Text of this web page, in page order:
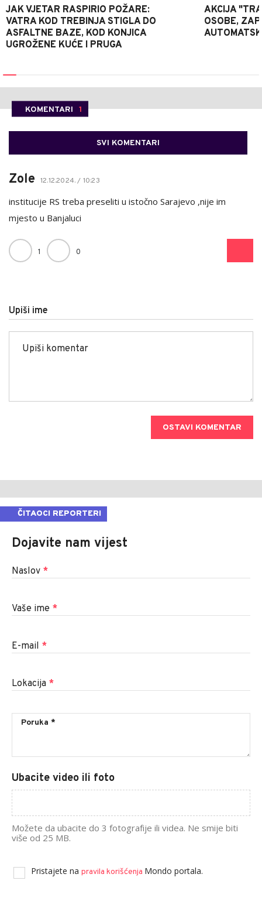
JAK VJETAR RASPIRIO POŽARE:
VATRA KOD TREBINJA STIGLA DO
ASFALTNE BAZE, KOD KONJICA
UGROŽENE KUĆE I PRUGA
AKCIJA
OSOBE,
KOMENTARI 1
SVI KOMENTARI
Zole 12.12.2024. / 10:23
institucije RS treba preseliti u istočno Sarajevo ,nije im
mjesto u Banjaluci
1 0
Upiši ime
OSTAVI KOMENTAR
ČITAOCI REPORTERI
Dojavite nam vijest
Naslov *
Vaše ime *
E-mail *
Lokacija *
Ubacite video ili foto
Možete da ubacite do 3 fotografije ili videa. Ne smije biti
više od 25 MB.
Pristajete na pravila korišćenja Mondo portala.